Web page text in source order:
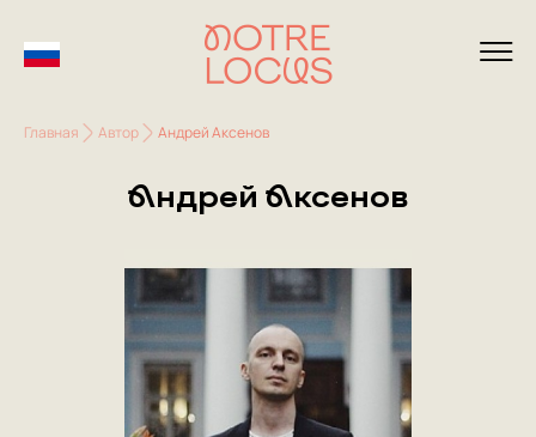
Главная Автор Андрей Аксенов
Андрей Аксенов